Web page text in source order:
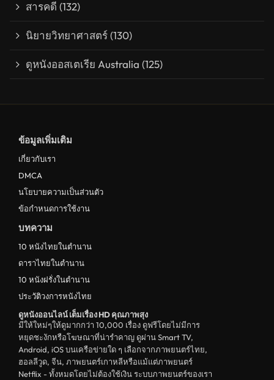
สารคดี (132)
นิยายวิทยาศาสตร์(130)
ดูหนังออสเตเรีย Australia (125)
ข้อมูลเพิ่มเติม
เกี่ยวกับเรา
DMCA
นโยบายความเป็นส่วนตัว
ข้อกำหนดการใช้งาน
บทความ
10 หนังไทยในตำนาน
ดาราไทยในตำนาน
10 หนังฝรั่งในตำนาน
ประวัติวงการหนังไทย
ดูหนังออนไลน์ เต็มเรื่อง HD คุณภาพสุง
มีให้ใหม่ๆให้ดูมากกว่า 10,000 เรื่อง ดูฟรีโดยไม่มีการ
หยุดชะงักหรือโฆษณาที่น่ารำคาญ ดูผ่าน Smart TV,
Android, iOS บนเครือข่ายใด ๆ เลือกจากภาพยนตร์ไทย,
ฮอลลีวูด, จีน, ภาพยนตร์เกาหลีหรือแม้แต่ภาพยนตร์
Netflix - ทั้งหมดโดยไม่ต้องใช้เงิน ระบบภาพยนตร์ของเรา